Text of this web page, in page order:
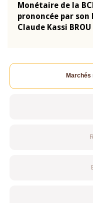
Monétaire de la
prononcée par son
Claude Kassi BROU